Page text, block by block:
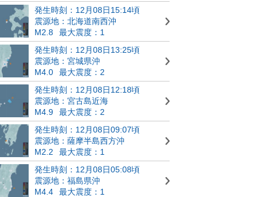
発生時刻：12月08日15:14頃
震源地：北海道南西沖
M2.8
最大震度：1
発生時刻：12月08日13:25頃
震源地：宮城県沖
M4.0
最大震度：2
発生時刻：12月08日12:18頃
震源地：宮古島近海
M4.9
最大震度：2
発生時刻：12月08日09:07頃
震源地：薩摩半島西方沖
M2.2
最大震度：1
発生時刻：12月08日05:08頃
震源地：福島県沖
M4.4
最大震度：1